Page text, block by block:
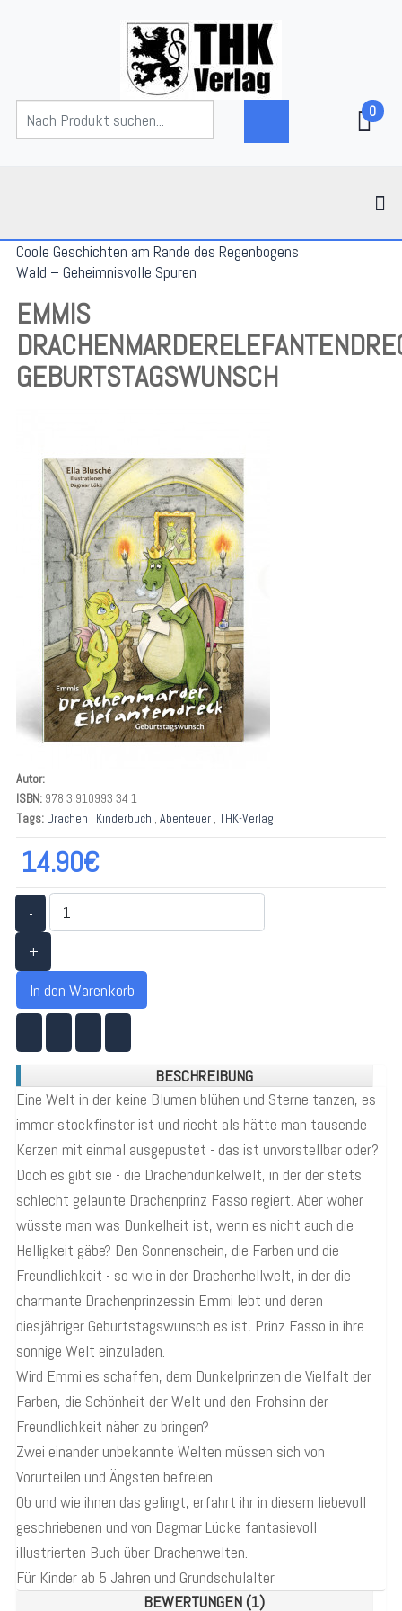
0
Coole Geschichten am Rande des Regenbogens
Wald – Geheimnisvolle Spuren
EMMIS
GEBURTSTAGSWUNSCH
Autor:
ISBN: 978 3 910993 34 1
Tags: Drachen , Kinderbuch , Abenteuer , THK-Verlag
14.90€
-
+
In den Warenkorb
BESCHREIBUNG
Eine Welt in der keine Blumen blühen und Sterne tanzen, es
immer stockfinster ist und riecht als hätte man tausende
Kerzen mit einmal ausgepustet - das ist unvorstellbar oder?
Doch es gibt sie - die Drachendunkelwelt, in der der stets
schlecht gelaunte Drachenprinz Fasso regiert. Aber woher
wüsste man was Dunkelheit ist, wenn es nicht auch die
Helligkeit gäbe? Den Sonnenschein, die Farben und die
Freundlichkeit - so wie in der Drachenhellwelt, in der die
charmante Drachenprinzessin Emmi lebt und deren
diesjähriger Geburtstagswunsch es ist, Prinz Fasso in ihre
sonnige Welt einzuladen.
Wird Emmi es schaffen, dem Dunkelprinzen die Vielfalt der
Farben, die Schönheit der Welt und den Frohsinn der
Freundlichkeit näher zu bringen?
Zwei einander unbekannte Welten müssen sich von
Vorurteilen und Ängsten befreien.
Ob und wie ihnen das gelingt, erfahrt ihr in diesem liebevoll
geschriebenen und von Dagmar Lücke fantasievoll
illustrierten Buch über Drachenwelten.
Für Kinder ab 5 Jahren und Grundschulalter
BEWERTUNGEN (1)